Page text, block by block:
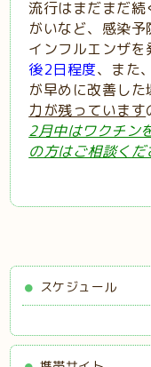
流行はまだまだ続
がいなど、感染予
インフルエンザを
後2日程度、また
が早めに改善した
力が残っています
2月中はワクチン
の方はご相談くだ
スケジュール